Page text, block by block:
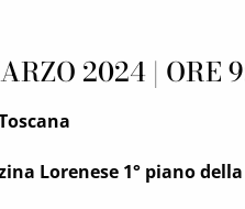
2024 | ORE
Lorenese 1° piano